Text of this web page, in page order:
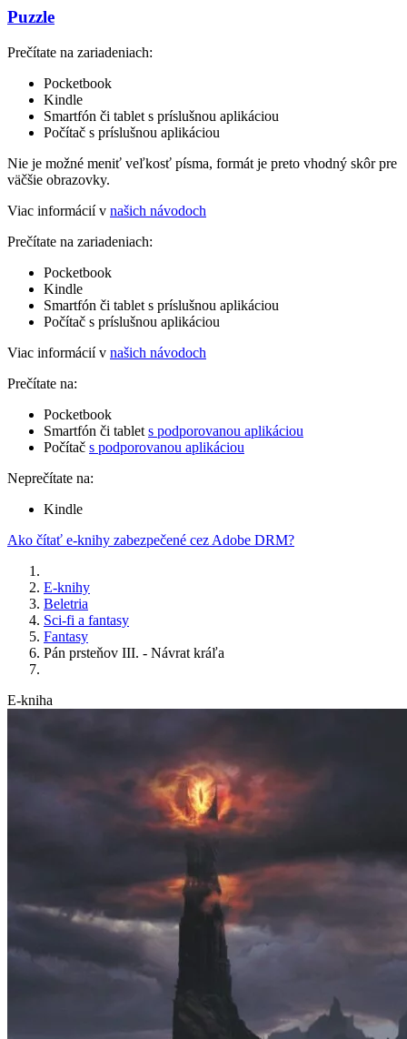
Puzzle
Prečítate na zariadeniach:
Pocketbook
Kindle
Smartfón či tablet s príslušnou aplikáciou
Počítač s príslušnou aplikáciou
Nie je možné meniť veľkosť písma, formát je preto vhodný skôr pre
väčšie obrazovky.
Viac informácií v našich návodoch
Prečítate na zariadeniach:
Pocketbook
Kindle
Smartfón či tablet s príslušnou aplikáciou
Počítač s príslušnou aplikáciou
Viac informácií v našich návodoch
Prečítate na:
Pocketbook
Smartfón či tablet s podporovanou aplikáciou
Počítač s podporovanou aplikáciou
Neprečítate na:
Kindle
Ako čítať e-knihy zabezpečené cez Adobe DRM?
E-knihy
Beletria
Sci-fi a fantasy
Fantasy
Pán prsteňov III. - Návrat kráľa
E-kniha